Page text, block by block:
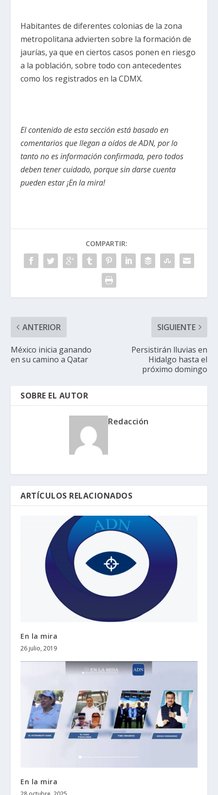
Habitantes de diferentes colonias de la zona
metropolitana advierten sobre la formación de
jaurías, ya que en ciertos casos ponen en riesgo
a la población, sobre todo con antecedentes
como los registrados en la CDMX.
El contenido de esta sección está basado en
comentarios que llegan a oídos de ADN, por lo
tanto no es información confirmada, pero todos
deben tener cuidado, porque sin darse cuenta
pueden estar ¡En la mira!
COMPARTIR:
ANTERIOR
México inicia ganando
en su camino a Qatar
SIGUIENTE
Persistirán lluvias en
Hidalgo hasta el
próximo domingo
SOBRE EL AUTOR
Redacción
ARTÍCULOS RELACIONADOS
En la mira
26 julio, 2019
En la mira